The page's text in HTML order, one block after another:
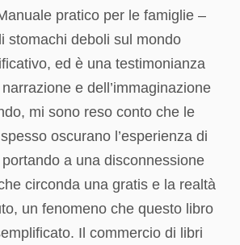
pratico per le famiglie –
stomachi deboli sul mondo
ed è una testimonianza
e dell’immaginazione
mi sono reso conto che le
oscurano l’esperienza di
a una disconnessione
circonda una gratis e la realtà
un fenomeno che questo libro
Il commercio di libri